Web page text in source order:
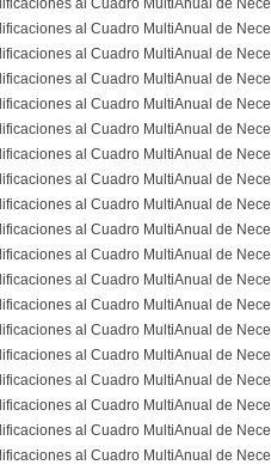
al Cuadro MultiAnual de
al Cuadro MultiAnual de
al Cuadro MultiAnual de
al Cuadro MultiAnual de
al Cuadro MultiAnual de
al Cuadro MultiAnual de
al Cuadro MultiAnual de
al Cuadro MultiAnual de
al Cuadro MultiAnual de
al Cuadro MultiAnual de
al Cuadro MultiAnual de
al Cuadro MultiAnual de
al Cuadro MultiAnual de
al Cuadro MultiAnual de
al Cuadro MultiAnual de
al Cuadro MultiAnual de
al Cuadro MultiAnual de
al Cuadro MultiAnual de
al Cuadro MultiAnual de